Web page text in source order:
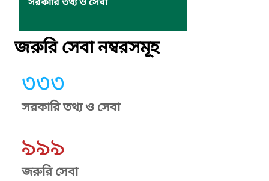
সরকারি তথ্য ও সেবা
জরুরি সেবা নম্বরসমূহ
৩৩৩
সরকারি তথ্য ও সেবা
৯৯৯
জরুরি সেবা